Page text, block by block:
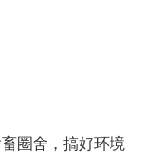
圈舍，搞好环境